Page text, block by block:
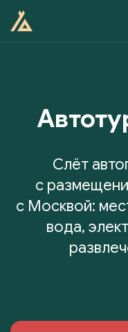
Слёт
с
с Москвой:
вода,